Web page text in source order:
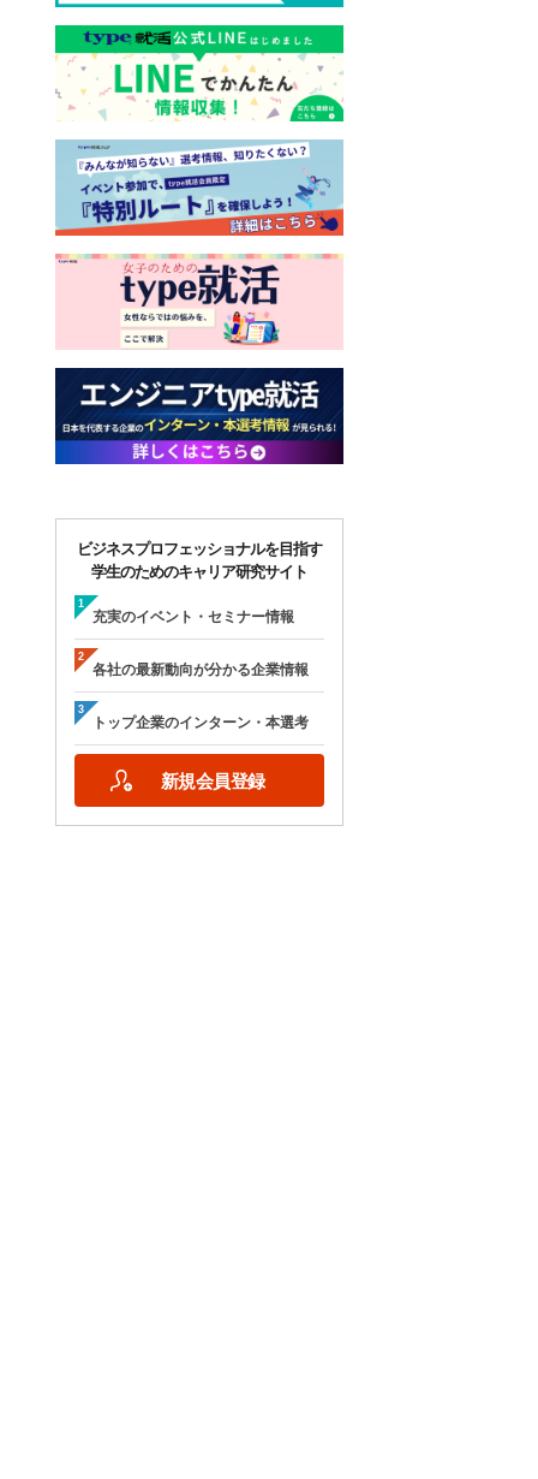
ビジネスプロフェッショナルを目指す
学生のためのキャリア研究サイト
充実のイベント・セミナー情報
各社の最新動向が分かる企業情報
トップ企業のインターン・本選考
新規会員登録